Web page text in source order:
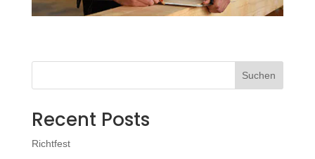
Suchen
Recent Posts
Richtfest